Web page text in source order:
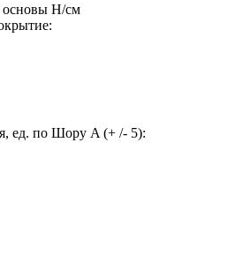
основы Н/см
ед. по Шору A (+ /- 5):